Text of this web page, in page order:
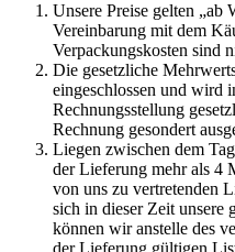
Unsere Preise gelten „ab
Vereinbarung mit dem
Verpackungskosten sind
Die gesetzliche
eingeschlossen und wird
Rechnungsstellung
Rechnung gesondert
Liegen zwischen dem
der Lieferung mehr als 4
von uns zu vertretenden
sich in dieser Zeit unsere
können wir anstelle des
der Lieferung gültigen